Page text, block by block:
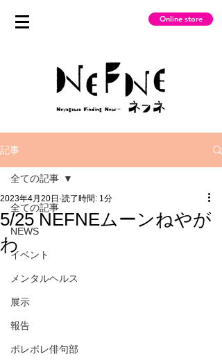
Online store
記事
全ての記事
NEWS
イベント
メンタルヘルス
展示
報告
ポレポレ俳句部
全ての記事
5/25 NEFNEムーンねやが
わ
2023年4月20日 読了時間: 1分